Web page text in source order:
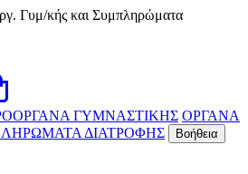
Γυμ/κής και Συμπληρώματα
ΓΥΜΝΑΣΤΙΚΗΣ ΟΡΓΑΝΑ
ΔΙΑΤΡΟΦΗΣ Βοήθεια